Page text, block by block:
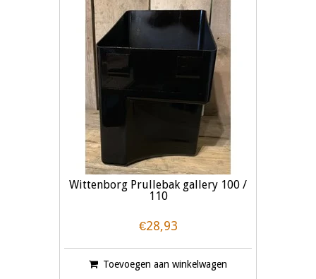
Wittenborg Prullebak gallery 100 /
110
€28,93
Toevoegen aan winkelwagen